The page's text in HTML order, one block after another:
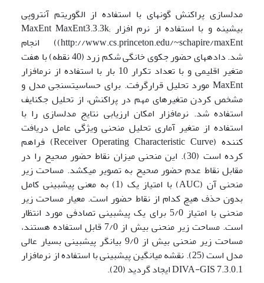
مدل­سازی پراکنش گونه­ای با استفاده از الگوریتم آنتروپی
بیشینه و با استفاده از نرم افزار MaxEnt MaxEnt3.3.3k;
http://www.cs.princeton.edu/~schapire/maxEnt)) انجام
شد. داده­های حضور جکوی خانگی شکم زرد (40 نقطه) با هفت
متغیر اقلیمی و با تعداد تکرار 10 بار با استفاده از نرم­افزار
MaxEnt مورد تحلیل قرارگرفت. برای حساسیت­سنجی مدل و
مشخص کردن متغیرهای مهم در پراکنش، از تحلیل جک­نایف
استفاده شد. نرم­افزار امکان ارزیابی نتایج مدل­سازی را با
استفاده از متغیر آماری تحلیل منحنی ویژگی عامل دریافت
کننده (Receiver Operating Characteristic Curve) فراهم
کرده است (30). این منحنی میزان نقاط حضور صحیح را در
مقابل نقاط عدم حضور صحیح به تصویر می­کشد. مساحت زیر
منحنی آن (AUC) با امتیاز یک (1) به معنی پیش­بینی کامل
بدون حذف هیچ کدام از نقاط حضور است. معیار مساحت زیر
منحنی با امتیاز 5/0 برای یک پیش­بینی تصادفی مورد انتظار
است. مساحت زیر منحنی بیش از 7/0 قابل استفاده هستند،
مساحت زیر منحنی بیش از 9/0 بیانگر پیش­بینی بسیار عالی
مدل است (25). نقشه میانگین پیش­بینی با استفاده از نرم­افزار
7.3.0.1 DIVA-GIS ایجاد گردید (20).